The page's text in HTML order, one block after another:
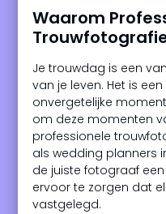
Waarom
Je trouwdag is een
van je leven. Het is
onvergetelijke
om deze momenten
professionele
als wedding planners
de juiste fotograaf
ervoor te zorgen dat
vastgelegd.